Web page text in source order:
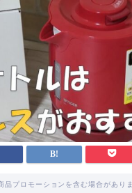
品プロモーションを含む場合があり